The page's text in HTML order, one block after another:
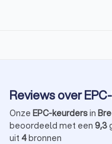
Reviews over
Onze EPC-keurdersin
beoordeeld met een 9,3
uit 4bronnen